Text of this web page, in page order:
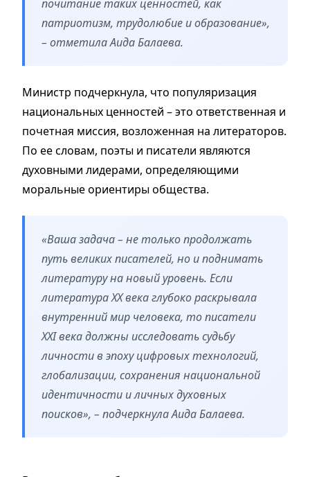
почитание таких ценностей, как
патриотизм, трудолюбие и образование»,
– отметила Аида Балаева.
Министр подчеркнула, что популяризация
национальных ценностей – это ответственная и
почетная миссия, возложенная на литераторов.
По ее словам, поэты и писатели являются
духовными лидерами, определяющими
моральные ориентиры общества.
«Ваша задача – не только продолжать
путь великих писателей, но и поднимать
литературу на новый уровень. Если
литература XX века глубоко раскрывала
внутренний мир человека, то писатели
XXI века должны исследовать судьбу
личности в эпоху цифровых технологий,
глобализации, сохранения национальной
идентичности и личных духовных
поисков», – подчеркнула Аида Балаева.